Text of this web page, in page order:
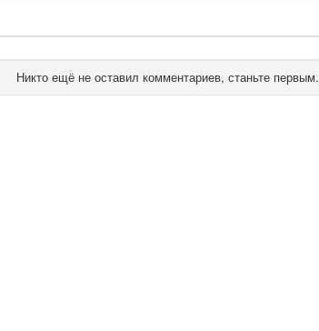
Никто ещё не оставил комментариев, станьте первым.